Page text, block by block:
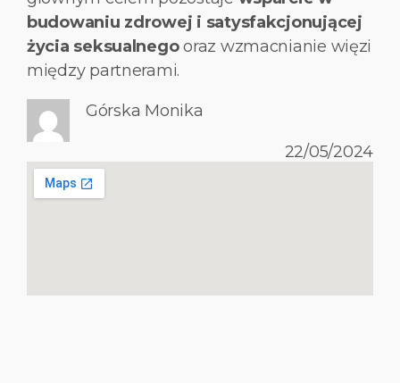
budowaniu zdrowej i satysfakcjonującej
życia seksualnegooraz wzmacnianie więzi
między partnerami.
Górska Monika
22/05/2024